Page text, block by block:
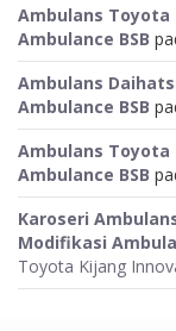
Ambulans
Ambulance BSB
Ambulans
Ambulance BSB
Ambulans
Ambulance BSB
Karoseri
Modifikasi
Toyota Kijang